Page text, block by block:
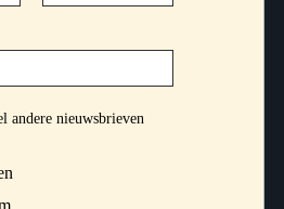
andere nieuwsbrieven